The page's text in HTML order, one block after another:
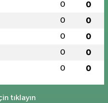
0 0
0 0
0 0
0 0
0 0
tıklayın